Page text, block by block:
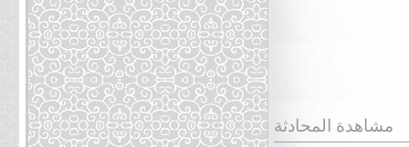
مشاهدة المحادثة